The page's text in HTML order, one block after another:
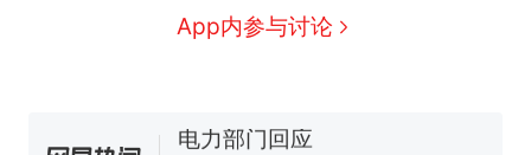
App内参与讨论
眼了……
佛山一中学招聘物理教师，笔
“不建议大家买深色蛋糕”上热